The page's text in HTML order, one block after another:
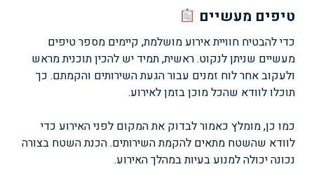
טיפים מעשיים
כדי להבטיח חוויית אירוע מושלמת, קיימים מספר טיפים
מעשיים שניתן לנקוט. ראשית, תמיד יש להכין תוכנית מראש
ולעקוב אחר לוח זמנים עבור הגעת השירותים והקמתם. כך
תוכלו לוודא שהכל מוכן בזמן לאירוע.
כמו כן, מומלץ כאמור לבדוק את המקום לפני האירוע כדי
לוודא שהשטח מתאים להקמת השירותים. הכנת השטח בצורה
נכונה יכולה למנוע בעיות במהלך האירוע.